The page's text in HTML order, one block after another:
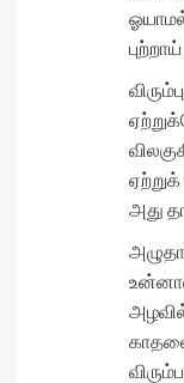
அது